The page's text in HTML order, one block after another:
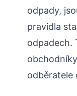
odpady,
pravidla
odpadech.
odběratele